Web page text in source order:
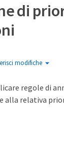
di
modifiche
regole di
alla relativa